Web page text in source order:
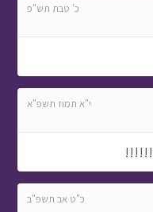
כ' טבת תש"פ
י"א תמוז תשפ"א
כ"ט אב תשפ"ב